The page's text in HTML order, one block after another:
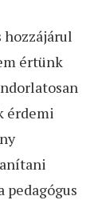
hozzájárul
értünk
érdemi